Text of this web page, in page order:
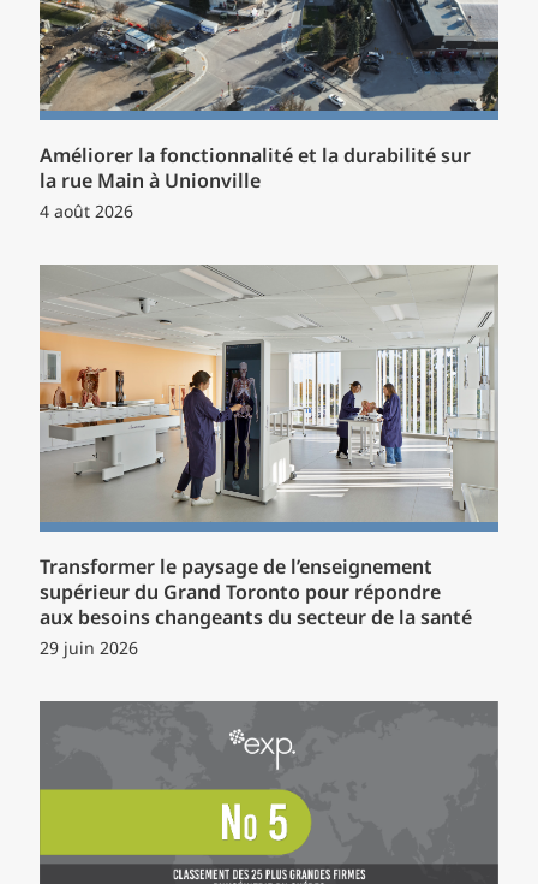
Améliorer la fonctionnalité et la durabilité sur
la rue Main à Unionville
4 août 2026
Transformer le paysage de l’enseignement
supérieur du Grand Toronto pour répondre
aux besoins changeants du secteur de la santé
29 juin 2026